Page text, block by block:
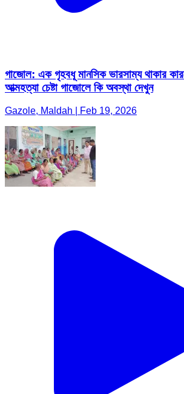
গাজোল: এক গৃহবধূ মানসিক ভারসাম্য থাকার
আত্মহত্যা চেষ্টা গাজোলে কি অবস্থা দেখুন
Gazole, Maldah | Feb 19, 2026